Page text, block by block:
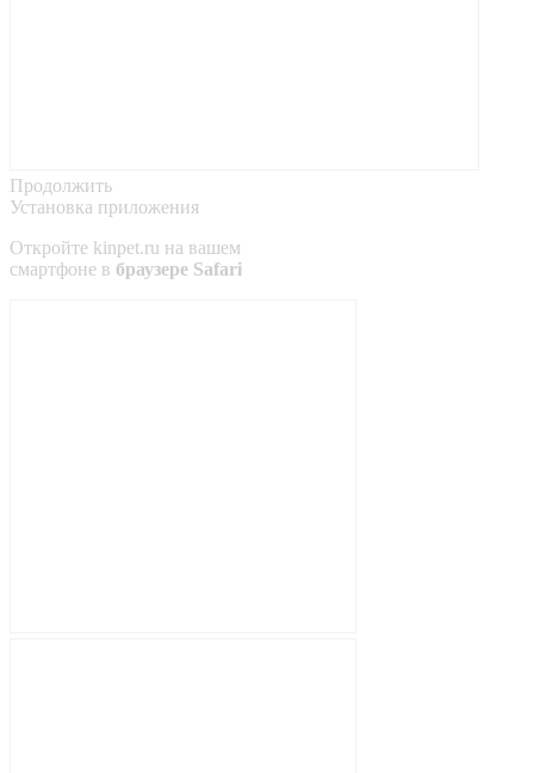
Продолжить
Установка приложения
Откройте kinpet.ru на вашем
смартфоне в браузере Safari